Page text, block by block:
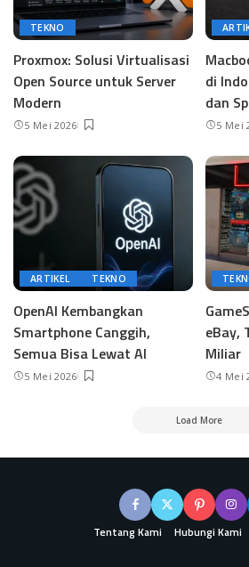
TEKNO
Proxmox: Solusi Virtualisasi
Open Source untuk Server
Modern
5 Mei 2026
di
dan
5 Mei
ARTIKEL TEKNO
OpenAI Kembangkan
Smartphone Canggih,
Semua Bisa Lewat AI
5 Mei 2026
eBay,
Miliar
4 Mei
Load More
Tentang Kami Hubungi Kami